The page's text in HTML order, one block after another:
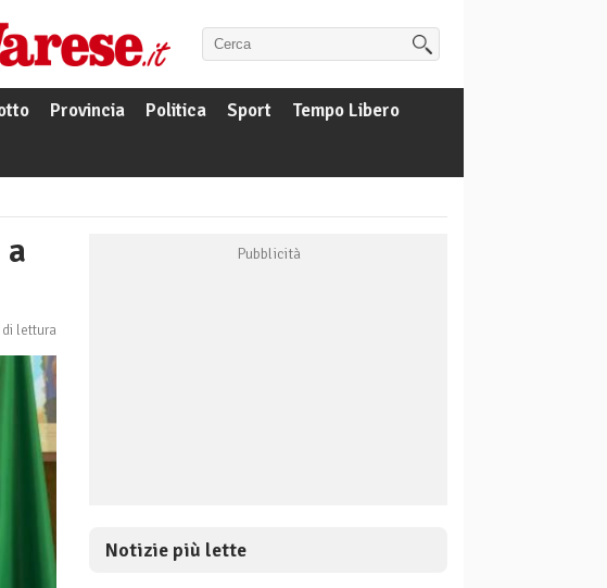
Provincia Politica Sport
Tempo Libero
di lettura
Notizie più lette